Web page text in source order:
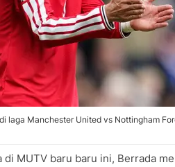
laga Manchester United vs Nottingham
di MUTV baru baru ini, Berrada